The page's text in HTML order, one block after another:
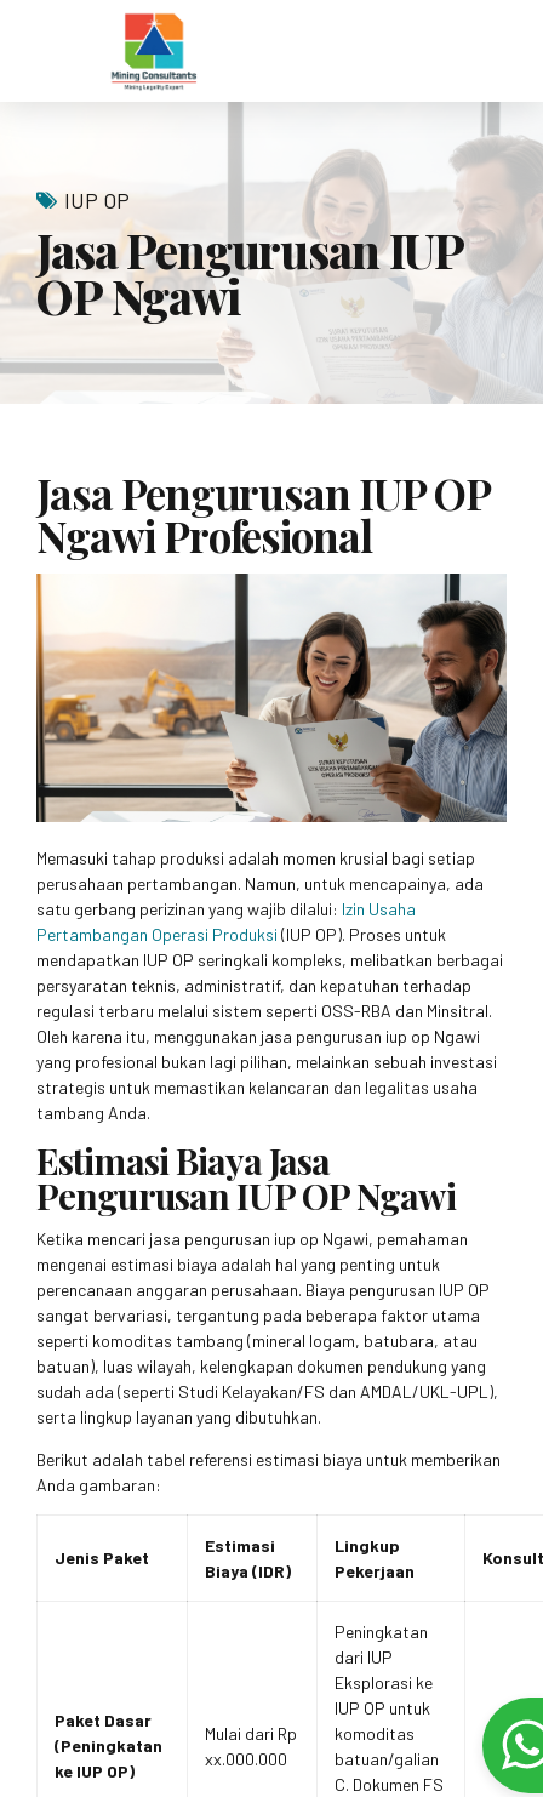
IUP OP
Jasa Pengurusan IUP
OP Ngawi
Jasa Pengurusan IUP OP
Ngawi Profesional
Memasuki tahap produksi adalah momen krusial bagi setiap
perusahaan pertambangan. Namun, untuk mencapainya, ada
satu gerbang perizinan yang wajib dilalui: Izin Usaha
Pertambangan Operasi Produksi (IUP OP). Proses untuk
mendapatkan IUP OP seringkali kompleks, melibatkan berbagai
persyaratan teknis, administratif, dan kepatuhan terhadap
regulasi terbaru melalui sistem seperti OSS-RBA dan Minsitral.
Oleh karena itu, menggunakan jasa pengurusan iup op Ngawi
yang profesional bukan lagi pilihan, melainkan sebuah investasi
strategis untuk memastikan kelancaran dan legalitas usaha
tambang Anda.
Estimasi Biaya Jasa
Pengurusan IUP OP Ngawi
Ketika mencari jasa pengurusan iup op Ngawi, pemahaman
mengenai estimasi biaya adalah hal yang penting untuk
perencanaan anggaran perusahaan. Biaya pengurusan IUP OP
sangat bervariasi, tergantung pada beberapa faktor utama
seperti komoditas tambang (mineral logam, batubara, atau
batuan), luas wilayah, kelengkapan dokumen pendukung yang
sudah ada (seperti Studi Kelayakan/FS dan AMDAL/UKL-UPL),
serta lingkup layanan yang dibutuhkan.
Berikut adalah tabel referensi estimasi biaya untuk memberikan
Anda gambaran:
Jenis Paket
Estimasi
Biaya (IDR)
Lingkup
Pekerjaan
Paket Dasar
(Peningkatan
ke IUP OP)
Mulai dari Rp
xx.000.000
Peningkatan
dari IUP
Eksplorasi ke
IUP OP untuk
komoditas
batuan/galian
C. Dokumen FS